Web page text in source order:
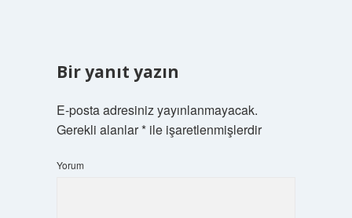
Bir yanıt yazın
E-posta adresiniz yayınlanmayacak.
Gerekli alanlar*ile işaretlenmişlerdir
Yorum